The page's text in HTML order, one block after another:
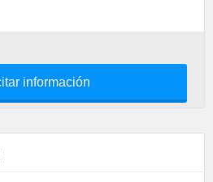
información